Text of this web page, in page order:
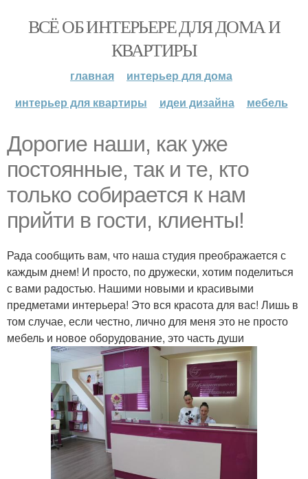
ВСЁ ОБ ИНТЕРЬЕРЕ ДЛЯ ДОМА И
КВАРТИРЫ
главная
интерьер для дома
интерьер для квартиры
идеи дизайна мебель
Дорогие наши, как уже
постоянные, так и те, кто
только собирается к нам
прийти в гости, клиенты!
Рада сообщить вам, что наша студия преображается с
каждым днем! И просто, по дружески, хотим поделиться
с вами радостью. Нашими новыми и красивыми
предметами интерьера! Это вся красота для вас! Лишь в
том случае, если честно, лично для меня это не просто
мебель и новое оборудование, это часть души